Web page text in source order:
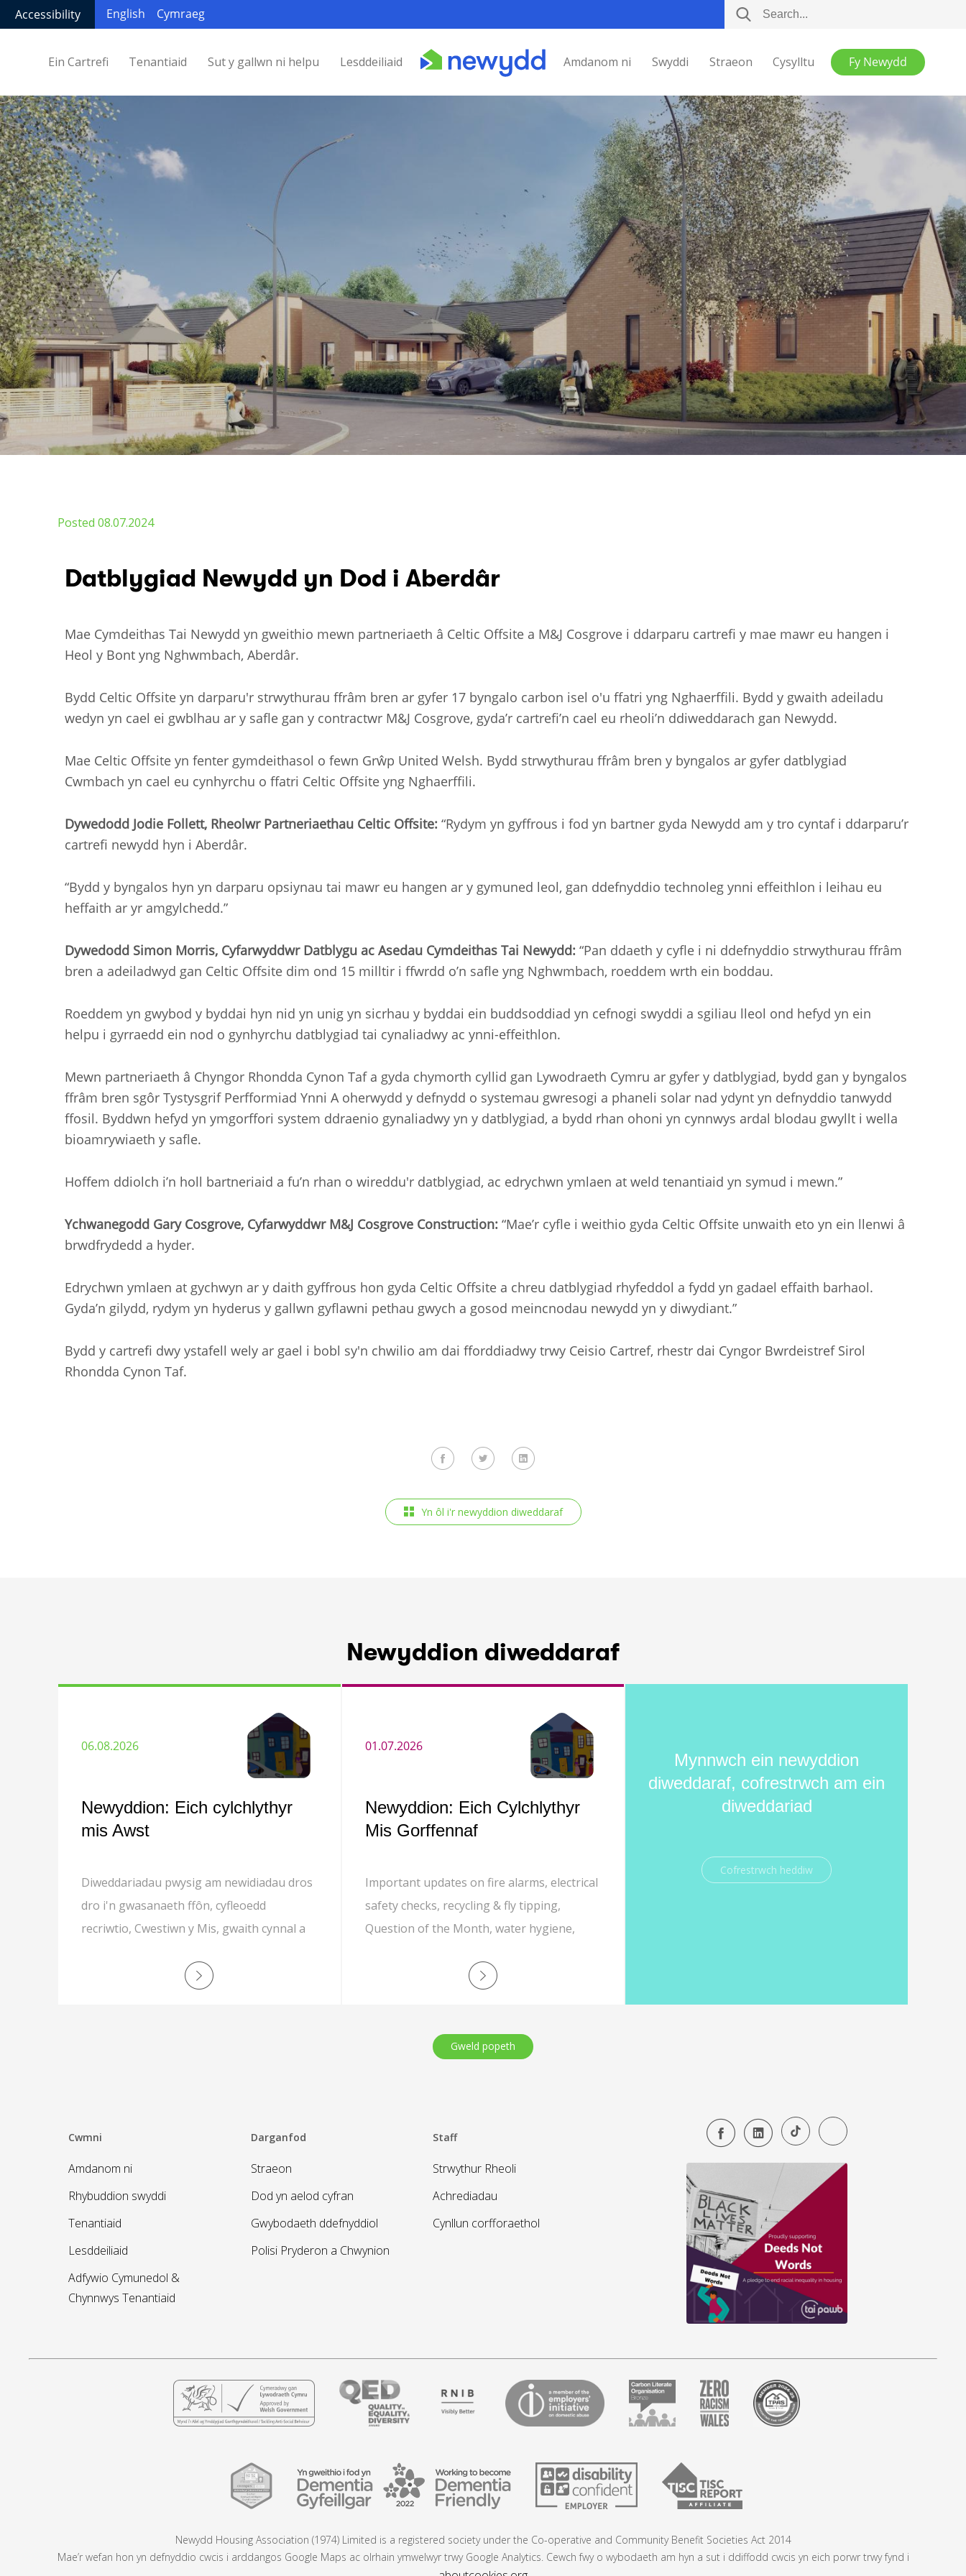
Accessibility English Cymraeg
Ein Cartrefi Tenantiaid Sut y gallwn ni helpu Lesddeiliaid Amdanom ni Swyddi Straeon Cysylltu Fy Newydd
Posted 08.07.2024
Datblygiad Newydd yn Dod i Aberdâr
Mae Cymdeithas Tai Newydd yn gweithio mewn partneriaeth â Celtic Offsite a M&J Cosgrove i ddarparu cartrefi y mae mawr eu hangen i
Heol y Bont yng Nghwmbach, Aberdâr.
Bydd Celtic Offsite yn darparu'r strwythurau ffrâm bren ar gyfer 17 byngalo carbon isel o'u ffatri yng Nghaerffili. Bydd y gwaith adeiladu
wedyn yn cael ei gwblhau ar y safle gan y contractwr M&J Cosgrove, gyda’r cartrefi’n cael eu rheoli’n ddiweddarach gan Newydd.
Mae Celtic Offsite yn fenter gymdeithasol o fewn Grŵp United Welsh. Bydd strwythurau ffrâm bren y byngalos ar gyfer datblygiad
Cwmbach yn cael eu cynhyrchu o ffatri Celtic Offsite yng Nghaerffili.
Dywedodd Jodie Follett, Rheolwr Partneriaethau Celtic Offsite: “Rydym yn gyffrous i fod yn bartner gyda Newydd am y tro cyntaf i ddarparu’r
cartrefi newydd hyn i Aberdâr.
“Bydd y byngalos hyn yn darparu opsiynau tai mawr eu hangen ar y gymuned leol, gan ddefnyddio technoleg ynni effeithlon i leihau eu
heffaith ar yr amgylchedd.”
Dywedodd Simon Morris, Cyfarwyddwr Datblygu ac Asedau Cymdeithas Tai Newydd: “Pan ddaeth y cyfle i ni ddefnyddio strwythurau ffrâm
bren a adeiladwyd gan Celtic Offsite dim ond 15 milltir i ffwrdd o’n safle yng Nghwmbach, roeddem wrth ein boddau.
Roeddem yn gwybod y byddai hyn nid yn unig yn sicrhau y byddai ein buddsoddiad yn cefnogi swyddi a sgiliau lleol ond hefyd yn ein
helpu i gyrraedd ein nod o gynhyrchu datblygiad tai cynaliadwy ac ynni-effeithlon.
Mewn partneriaeth â Chyngor Rhondda Cynon Taf a gyda chymorth cyllid gan Lywodraeth Cymru ar gyfer y datblygiad, bydd gan y byngalos
ffrâm bren sgôr Tystysgrif Perfformiad Ynni A oherwydd y defnydd o systemau gwresogi a phaneli solar nad ydynt yn defnyddio tanwydd
ffosil. Byddwn hefyd yn ymgorffori system ddraenio gynaliadwy yn y datblygiad, a bydd rhan ohoni yn cynnwys ardal blodau gwyllt i wella
bioamrywiaeth y safle.
Hoffem ddiolch i’n holl bartneriaid a fu’n rhan o wireddu'r datblygiad, ac edrychwn ymlaen at weld tenantiaid yn symud i mewn.”
Ychwanegodd Gary Cosgrove, Cyfarwyddwr M&J Cosgrove Construction: “Mae’r cyfle i weithio gyda Celtic Offsite unwaith eto yn ein llenwi â
brwdfrydedd a hyder.
Edrychwn ymlaen at gychwyn ar y daith gyffrous hon gyda Celtic Offsite a chreu datblygiad rhyfeddol a fydd yn gadael effaith barhaol.
Gyda’n gilydd, rydym yn hyderus y gallwn gyflawni pethau gwych a gosod meincnodau newydd yn y diwydiant.”
Bydd y cartrefi dwy ystafell wely ar gael i bobl sy'n chwilio am dai fforddiadwy trwy Ceisio Cartref, rhestr dai Cyngor Bwrdeistref Sirol
Rhondda Cynon Taf.
Yn ôl i'r newyddion diweddaraf
Newyddion diweddaraf
06.08.2026
Newyddion: Eich cylchlythyr
mis Awst
Diweddariadau pwysig am newidiadau dros
dro i'n gwasanaeth ffôn, cyfleoedd
recriwtio, Cwestiwn y Mis, gwaith cynnal a
MyNewydd, cymunedau mwy diogel, a
01.07.2026
Newyddion: Eich Cylchlythyr
Mis Gorffennaf
Important updates on fire alarms, electrical
safety checks, recycling & fly tipping,
Question of the Month, water hygiene,
Mynnwch ein newyddion
diweddaraf, cofrestrwch am ein
diweddariad
Cofrestrwch heddiw
Gweld popeth
Cwmni
Amdanom ni
Rhybuddion swyddi
Tenantiaid
Lesddeiliaid
Adfywio Cymunedol &
Chynnwys Tenantiaid
Darganfod
Straeon
Dod yn aelod cyfran
Gwybodaeth ddefnyddiol
Polisi Pryderon a Chwynion
Staff
Strwythur Rheoli
Achrediadau
Cynllun corfforaethol
Newydd Housing Association (1974) Limited is a registered society under the Co-operative and Community Benefit Societies Act 2014
Mae’r wefan hon yn defnyddio cwcis i arddangos Google Maps ac olrhain ymwelwyr trwy Google Analytics. Cewch fwy o wybodaeth am hyn a sut i ddiffodd cwcis yn eich porwr trwy fynd i